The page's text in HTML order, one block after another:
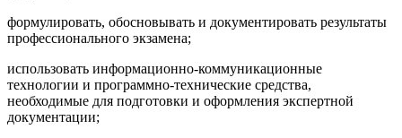
формулировать, обосновывать и документировать результаты
профессионального экзамена;
использовать информационно-коммуникационные
технологии и программно-технические средства,
необходимые для подготовки и оформления экспертной
документации;